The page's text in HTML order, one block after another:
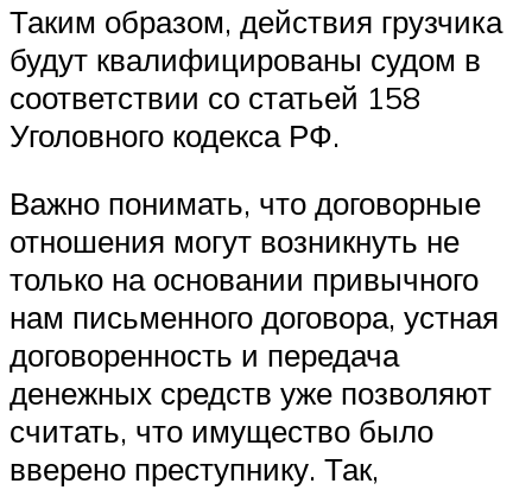
Таким образом, действия грузчика
будут квалифицированы судом в
соответствии со статьей 158
Уголовного кодекса РФ.
Важно понимать, что договорные
отношения могут возникнуть не
только на основании привычного
нам письменного договора, устная
договоренность и передача
денежных средств уже позволяют
считать, что имущество было
вверено преступнику. Так,